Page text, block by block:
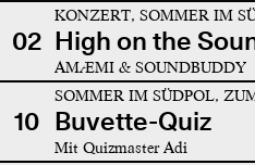
02
KONZERT, SOMMER IM
High on the
AMÆMI & SOUNDBUDDY
10
SOMMER IM SÜDPOL,
Buvette-Quiz
Mit Quizmaster Adi